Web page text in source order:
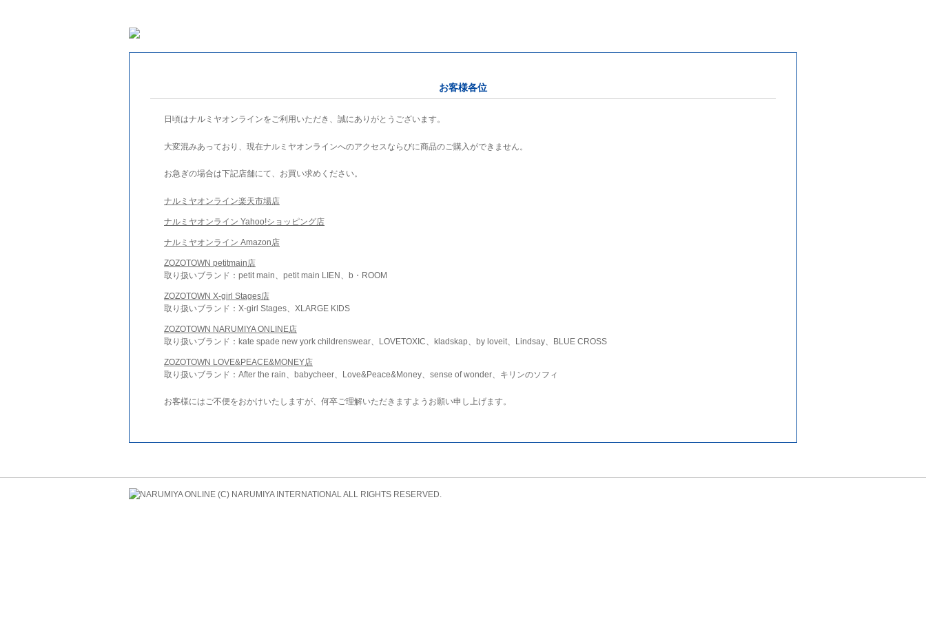
お客様各位
日頃はナルミヤオンラインをご利用いただき、誠にありがとうございます。
大変混みあっており、現在ナルミヤオンラインへのアクセスならびに商品のご購入ができません。
お急ぎの場合は下記店舗にて、お買い求めください。
ナルミヤオンライン楽天市場店
ナルミヤオンライン Yahoo!ショッピング店
ナルミヤオンライン Amazon店
ZOZOTOWN petitmain店
取り扱いブランド：petit main、petit main LIEN、b・ROOM
ZOZOTOWN X-girl Stages店
取り扱いブランド：X-girl Stages、XLARGE KIDS
ZOZOTOWN NARUMIYA ONLINE店
取り扱いブランド：kate spade new york childrenswear、LOVETOXIC、kladskap、by loveit、Lindsay、BLUE CROSS
ZOZOTOWN LOVE&PEACE&MONEY店
取り扱いブランド：After the rain、babycheer、Love&Peace&Money、sense of wonder、キリンのソフィ
お客様にはご不便をおかけいたしますが、何卒ご理解いただきますようお願い申し上げます。